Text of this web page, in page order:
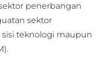
penerbangan
sektor
sisi teknologi maupun